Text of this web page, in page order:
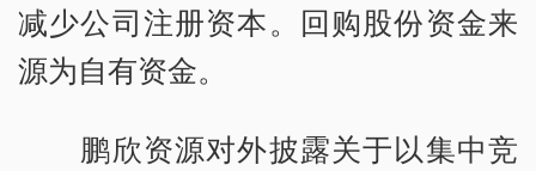
减少公司注册资本。回购股份资金来
源为自有资金。
鹏欣资源对外披露关于以集中竞